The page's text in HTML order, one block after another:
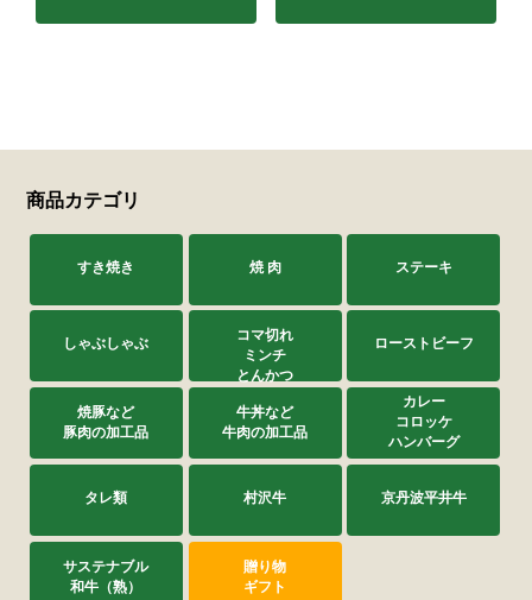
商品カテゴリ
すき焼き 焼 肉 ステーキ
しゃぶしゃぶ
コマ切れ
ミンチ
とんかつ
ローストビーフ
焼豚など
豚肉の加工品
牛丼など
牛肉の加工品
カレー
コロッケ
ハンバーグ
タレ類 村沢牛 京丹波平井牛
サステナブル
和牛（熟）
贈り物
ギフト